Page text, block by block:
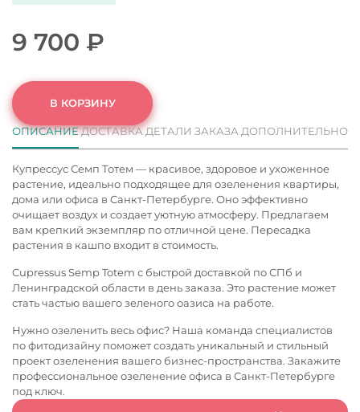
9 700 ₽
В КОРЗИНУ
ОПИСАНИЕДОСТАВКАДЕТАЛИ ЗАКАЗА ДОПОЛНИТЕЛЬНО
Купрессус Семп Тотем — красивое, здоровое и ухоженное
растение, идеально подходящее для озеленения квартиры,
дома или офиса в Санкт-Петербурге. Оно эффективно
очищает воздух и создает уютную атмосферу. Предлагаем
вам крепкий экземпляр по отличной цене. Пересадка
растения в кашпо входит в стоимость.
Cupressus Semp Totem с быстрой доставкой по СПб и
Ленинградской области в день заказа. Это растение может
стать частью вашего зеленого оазиса на работе.
Нужно озеленить весь офис? Наша команда специалистов
по фитодизайну поможет создать уникальный и стильный
проект озеленения вашего бизнес-пространства. Закажите
профессиональноеозеленение офиса в Санкт-Петербурге
под ключ.